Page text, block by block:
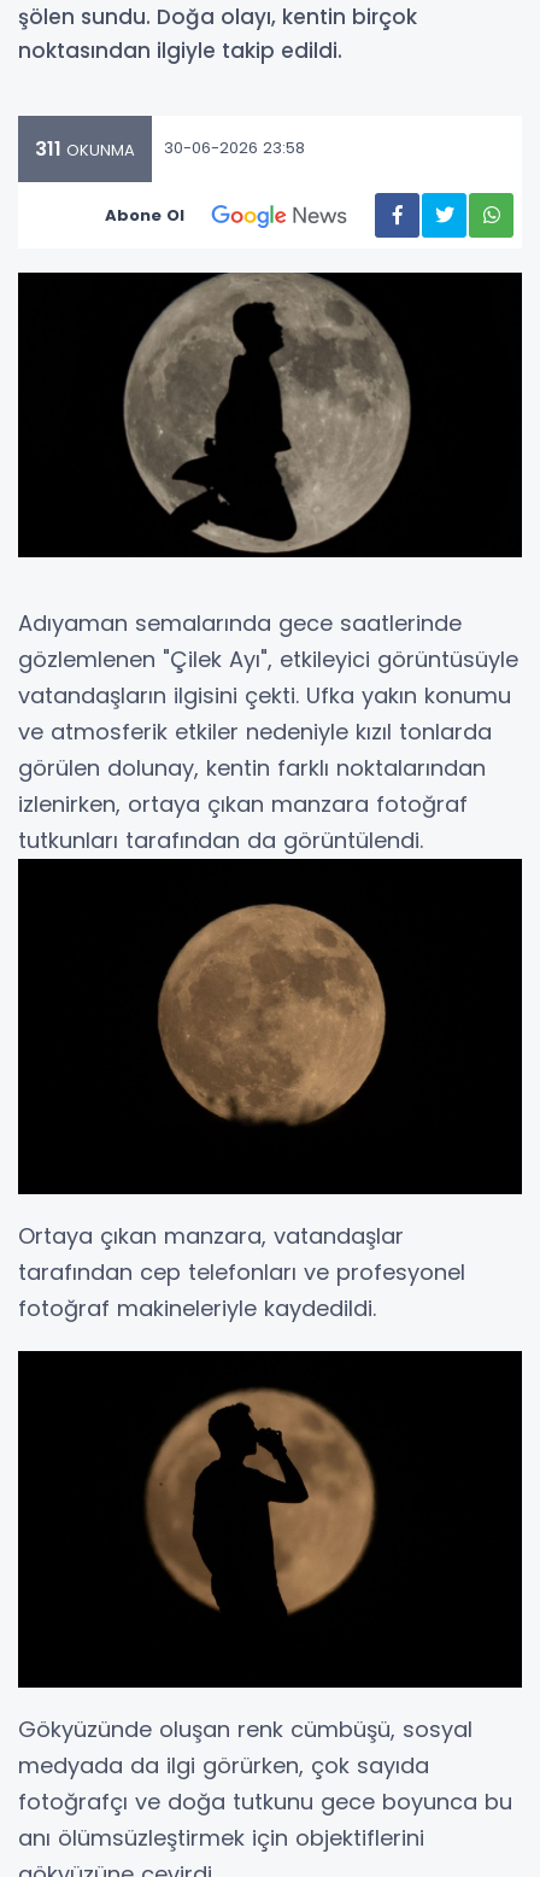
şölen sundu. Doğa olayı, kentin birçok
noktasından ilgiyle takip edildi.
311 OKUNMA 30-06-2026 23:58
Abone Ol
Adıyaman semalarında gece saatlerinde
gözlemlenen "Çilek Ayı", etkileyici görüntüsüyle
vatandaşların ilgisini çekti. Ufka yakın konumu
ve atmosferik etkiler nedeniyle kızıl tonlarda
görülen dolunay, kentin farklı noktalarından
izlenirken, ortaya çıkan manzara fotoğraf
tutkunları tarafından da görüntülendi.
Ortaya çıkan manzara, vatandaşlar
tarafından cep telefonları ve profesyonel
fotoğraf makineleriyle kaydedildi.
Gökyüzünde oluşan renk cümbüşü, sosyal
medyada da ilgi görürken, çok sayıda
fotoğrafçı ve doğa tutkunu gece boyunca bu
anı ölümsüzleştirmek için objektiflerini